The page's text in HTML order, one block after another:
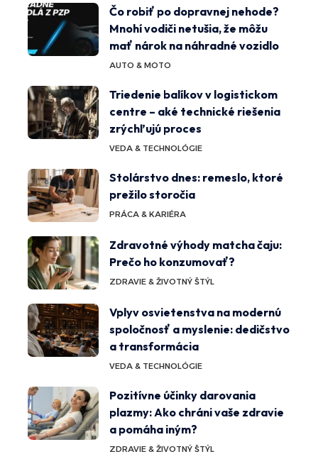
Čo robiť po dopravnej nehode?
Mnohí vodiči netušia, že môžu
mať nárok na náhradné vozidlo
AUTO & MOTO
Triedenie balíkov v logistickom
centre – aké technické riešenia
zrýchľujú proces
VEDA & TECHNOLÓGIE
Stolárstvo dnes: remeslo, ktoré
prežilo storočia
PRÁCA & KARIÉRA
Zdravotné výhody matcha čaju:
Prečo ho konzumovať?
ZDRAVIE & ŽIVOTNÝ ŠTÝL
Vplyv osvietenstva na modernú
spoločnosť a myslenie: dedičstvo
a transformácia
VEDA & TECHNOLÓGIE
Pozitívne účinky darovania
plazmy: Ako chráni vaše zdravie
a pomáha iným?
ZDRAVIE & ŽIVOTNÝ ŠTÝL